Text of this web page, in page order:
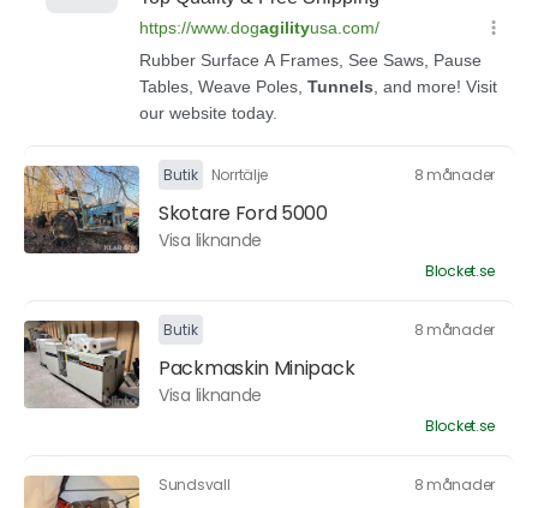
Butik Norrtälje 8 månader
Skotare Ford 5000
Visa liknande
Blocket.se
Butik 8 månader
Packmaskin Minipack
Visa liknande
Blocket.se
Sundsvall 8 månader